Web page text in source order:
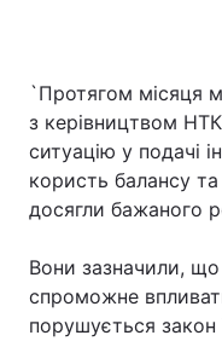
`Протягом місяця
з керівництвом
ситуацію у подачі
користь балансу
досягли бажаного
Вони зазначили, що
спроможне
порушується закон